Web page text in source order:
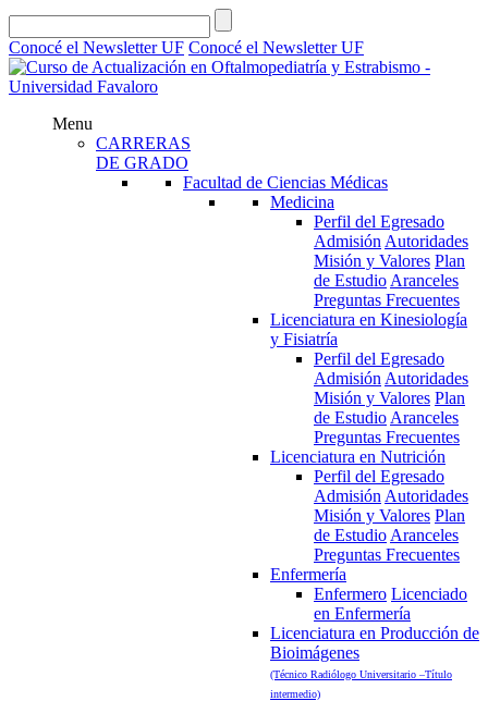
Conocé el Newsletter UF Conocé el Newsletter UF
Menu
CARRERAS
DE GRADO
Facultad de Ciencias Médicas
Medicina
Perfil del Egresado
Admisión Autoridades
Misión y Valores Plan
de Estudio Aranceles
Preguntas Frecuentes
Licenciatura en Kinesiología
y Fisiatría
Perfil del Egresado
Admisión Autoridades
Misión y Valores Plan
de Estudio Aranceles
Preguntas Frecuentes
Licenciatura en Nutrición
Perfil del Egresado
Admisión Autoridades
Misión y Valores Plan
de Estudio Aranceles
Preguntas Frecuentes
Enfermería
Enfermero Licenciado
en Enfermería
Licenciatura en Producción de
Bioimágenes
(Técnico Radiólogo Universitario –Título
intermedio)